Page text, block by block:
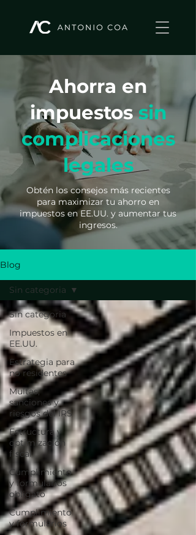
Ahorra en
impuestossin
complicaciones
legales
Obtén los consejos más recientes
para maximizar tu ahorro en
impuestos en EE.UU. y aumentar tus
ingresos.
Blog
Sin categoria
Impuestos en
EE.UU.
Estrategia para
no residentes
Multas,
sanciones y
riesgos del IRS
Estructura y
optimización
fiscal
Cumplimiento
y formularios
obligato
Cumplimiento
y formularios
Sin categoria